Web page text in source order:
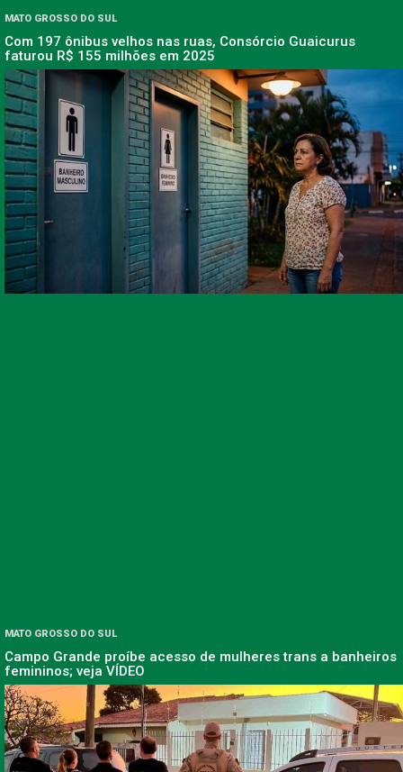
MATO GROSSO DO SUL
Com 197 ônibus velhos nas ruas, Consórcio Guaicurus
faturou R$ 155 milhões em 2025
MATO GROSSO DO SUL
Campo Grande proíbe acesso de mulheres trans a banheiros
femininos; veja VÍDEO